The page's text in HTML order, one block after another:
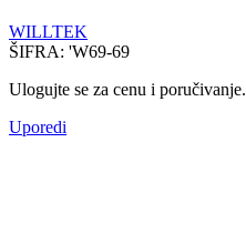
WILLTEK
ŠIFRA: 'W69-69
Ulogujte se za cenu i poručivanje.
Uporedi